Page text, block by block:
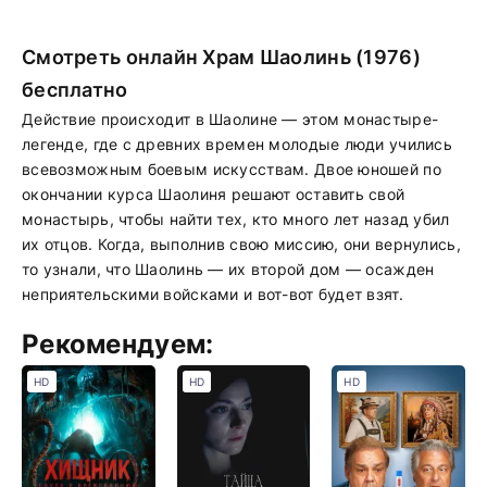
Смотреть онлайн Храм Шаолинь (1976)
бесплатно
Действие происходит в Шаолине — этом монастыре-
легенде, где с древних времен молодые люди учились
всевозможным боевым искусствам. Двое юношей по
окончании курса Шаолиня решают оставить свой
монастырь, чтобы найти тех, кто много лет назад убил
их отцов. Когда, выполнив свою миссию, они вернулись,
то узнали, что Шаолинь — их второй дом — осажден
неприятельскими войсками и вот-вот будет взят.
Рекомендуем:
HD HD HD